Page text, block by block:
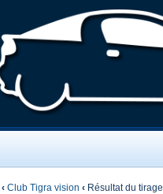
‹ Club Tigra vision ‹ Résultat du